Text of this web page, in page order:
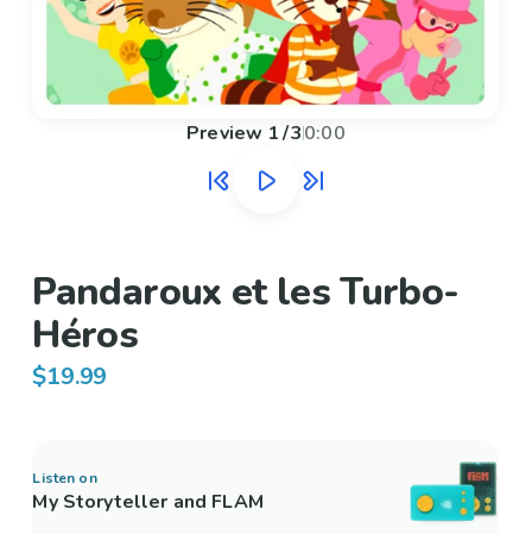
Preview 1/30:00
Pandaroux et les Turbo-
Héros
$19.99
Listen on
My Storyteller and FLAM